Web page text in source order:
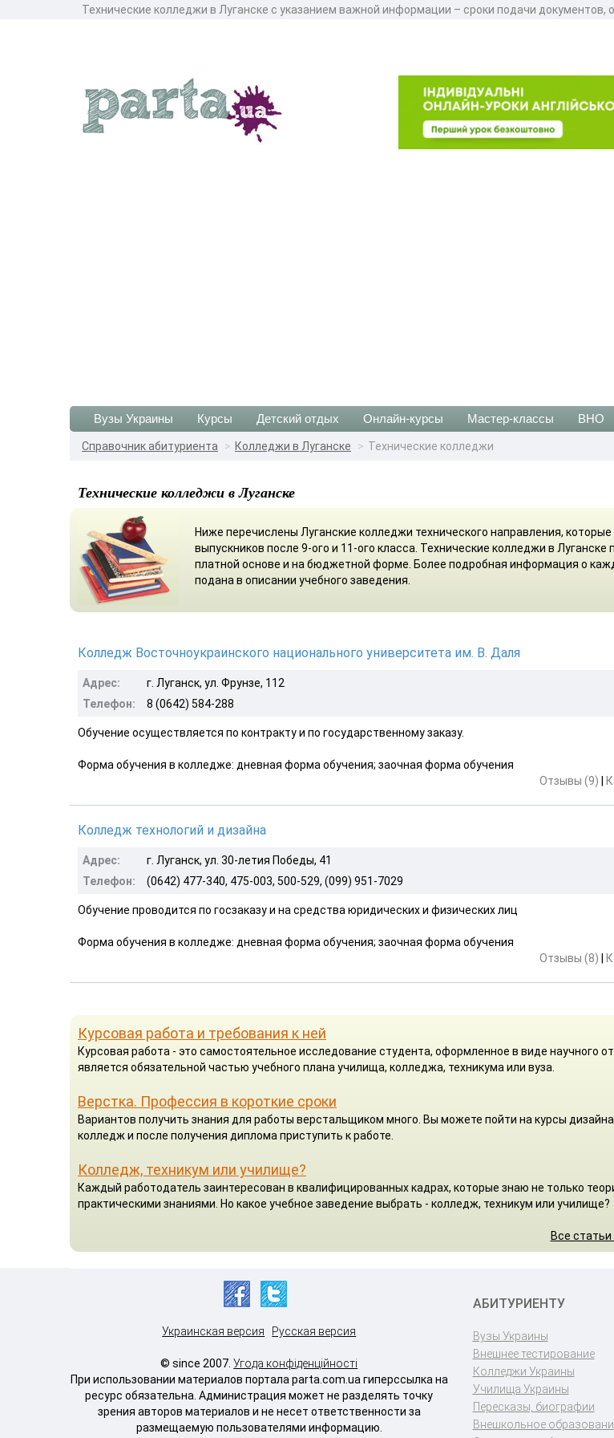
Технические колледжи в Луганске с указанием важной информации – сроки подачи документов,
Вузы Украины Курсы Детский отдых Онлайн-курсы Мастер-классы ВНО
Справочник абитуриента Колледжи в Луганске Технические колледжи
Технические колледжи в Луганске
Ниже перечислены Луганские колледжи технического направления,
выпускников после 9-ого и 11-ого класса. Технические колледжи в Луганске
платной основе и на бюджетной форме. Более подробная информация о
подана в описании учебного заведения.
Колледж Восточноукраинского национального университета им. В. Даля
Адрес:
г. Луганск, ул. Фрунзе, 112
Телефон:
8 (0642) 584-288
Обучение осуществляется по контракту и по государственному заказу.
Форма обучения в колледже: дневная форма обучения; заочная форма обучения
Отзывы (9)
Колледж технологий и дизайна
Адрес:
г. Луганск, ул. 30-летия Победы, 41
Телефон:
(0642) 477-340, 475-003, 500-529, (099) 951-7029
Обучение проводится по госзаказу и на средства юридических и физических лиц
Форма обучения в колледже: дневная форма обучения; заочная форма обучения
Отзывы (8)
Курсовая работа и требования к ней
Курсовая работа - это самостоятельное исследование студента, оформленное в виде научного
является обязательной частью учебного плана училища, колледжа, техникума или вуза.
Верстка. Профессия в короткие сроки
Вариантов получить знания для работы верстальщиком много. Вы можете пойти на курсы
колледж и после получения диплома приступить к работе.
Колледж, техникум или училище?
Каждый работодатель заинтересован в квалифицированных кадрах, которые знаю не только
практическими знаниями. Но какое учебное заведение выбрать - колледж, техникум или училище?
Все
Украинская версия Русская версия
© since 2007.Угода конфіденційності
При использовании материалов портала parta.com.ua гиперссылка на
ресурс обязательна. Администрация может не разделять точку
зрения авторов материалов и не несет ответственности за
размещаемую пользователями информацию.
АБИТУРИЕНТУ
Вузы Украины
Внешнее тестирование
Колледжи Украины
Училища Украины
Пересказы, биографии
Внешкольное